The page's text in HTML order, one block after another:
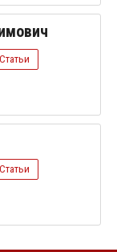
Статьи
Статьи